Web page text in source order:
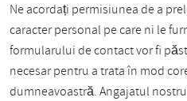
Ne acordați permisiunea de a
caracter personal pe care ni le
formularului de contact vor fi
necesar pentru a trata în mod
dumneavoastră. Angajatul